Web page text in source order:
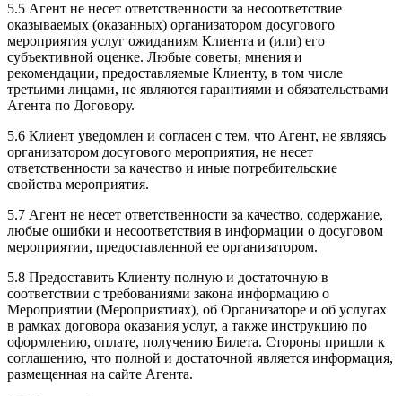
5.5 Агент не несет ответственности за несоответствие
оказываемых (оказанных) организатором досугового
мероприятия услуг ожиданиям Клиента и (или) его
субъективной оценке. Любые советы, мнения и
рекомендации, предоставляемые Клиенту, в том числе
третьими лицами, не являются гарантиями и обязательствами
Агента по Договору.
5.6 Клиент уведомлен и согласен с тем, что Агент, не являясь
организатором досугового мероприятия, не несет
ответственности за качество и иные потребительские
свойства мероприятия.
5.7 Агент не несет ответственности за качество, содержание,
любые ошибки и несоответствия в информации о досуговом
мероприятии, предоставленной ее организатором.
5.8 Предоставить Клиенту полную и достаточную в
соответствии с требованиями закона информацию о
Мероприятии (Мероприятиях), об Организаторе и об услугах
в рамках договора оказания услуг, а также инструкцию по
оформлению, оплате, получению Билета. Стороны пришли к
соглашению, что полной и достаточной является информация,
размещенная на сайте Агента.